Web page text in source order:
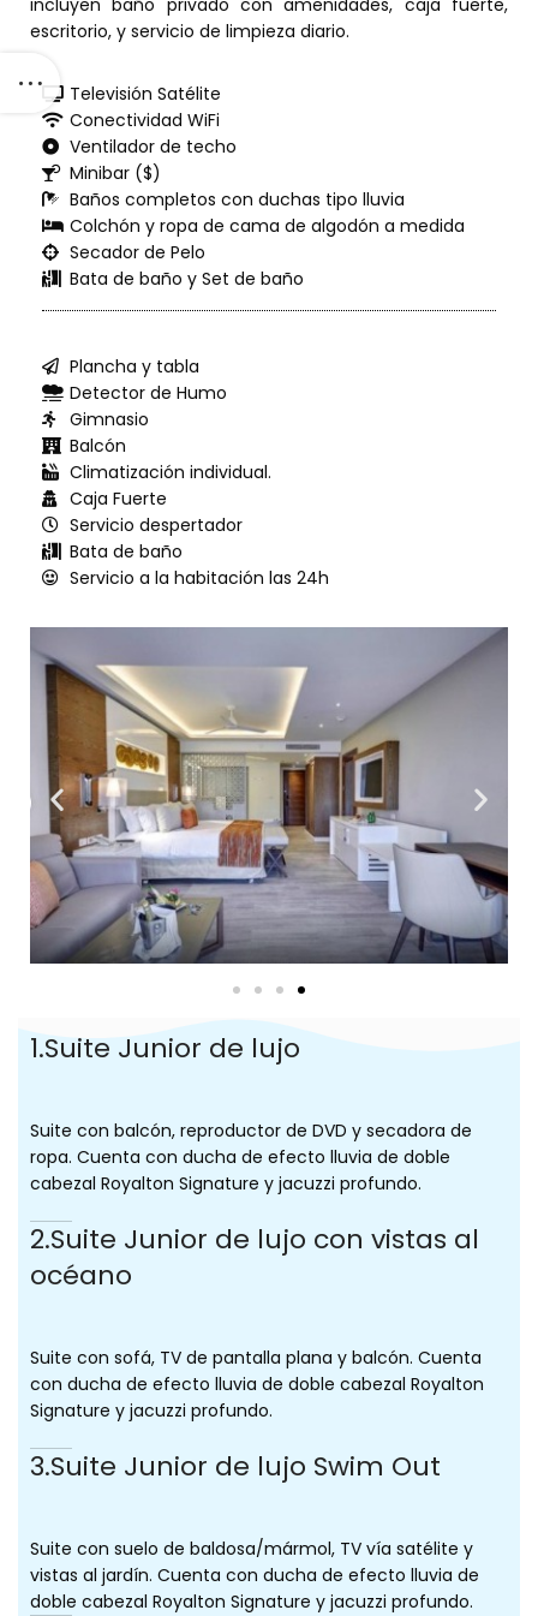
escritorio, y servicio de limpieza diario.
Televisión Satélite
Conectividad WiFi
Ventilador de techo
Minibar ($)
Baños completos con duchas tipo lluvia
Colchón y ropa de cama de algodón a medida
Secador de Pelo
Bata de baño y Set de baño
Plancha y tabla
Detector de Humo
Gimnasio
Balcón
Climatización individual.
Caja Fuerte
Servicio despertador
Bata de baño
Servicio a la habitación las 24h
1.Suite Junior de lujo
Suite con balcón, reproductor de DVD y secadora de
ropa. Cuenta con ducha de efecto lluvia de doble
cabezal Royalton Signature y jacuzzi profundo.
2.Suite Junior de lujo con vistas al
océano
Suite con sofá, TV de pantalla plana y balcón. Cuenta
con ducha de efecto lluvia de doble cabezal Royalton
Signature y jacuzzi profundo.
3.Suite Junior de lujo Swim Out
Suite con suelo de baldosa/mármol, TV vía satélite y
vistas al jardín. Cuenta con ducha de efecto lluvia de
doble cabezal Royalton Signature y jacuzzi profundo.